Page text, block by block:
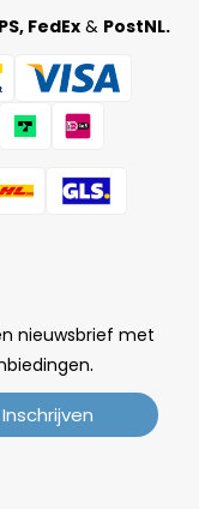
FedEx& PostNL.
nieuwsbrief met
.
Inschrijven